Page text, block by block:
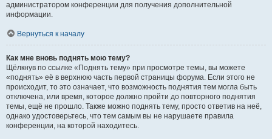
администратором конференции для получения дополнительной
информации.
Вернуться к началу
Как мне вновь поднять мою тему?
Щёлкнув по ссылке «Поднять тему» при просмотре темы, вы можете
«поднять» её в верхнюю часть первой страницы форума. Если этого не
происходит, то это означает, что возможность поднятия тем могла быть
отключена, или время, которое должно пройти до повторного поднятия
темы, ещё не прошло. Также можно поднять тему, просто ответив на неё,
однако удостоверьтесь, что тем самым вы не нарушаете правила
конференции, на которой находитесь.